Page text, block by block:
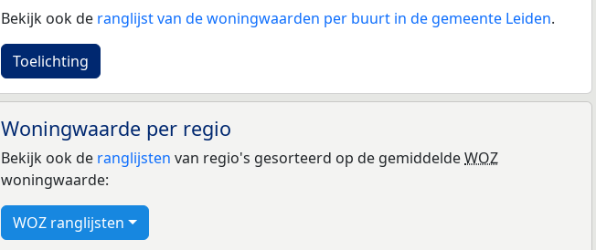
Bekijk ook de ranglijst van de woningwaarden per buurt in de gemeente Leiden.
Toelichting
Woningwaarde per regio
Bekijk ook de ranglijsten van regio's gesorteerd op de gemiddeldeWOZ
woningwaarde:
WOZ ranglijsten